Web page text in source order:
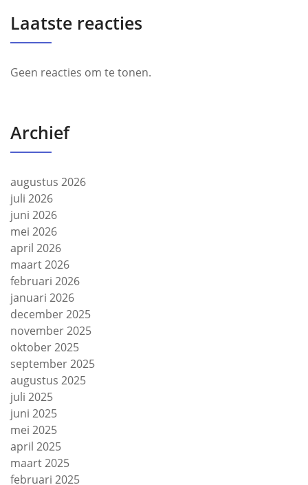
Laatste reacties
Geen reacties om te tonen.
Archief
augustus 2026
juli 2026
juni 2026
mei 2026
april 2026
maart 2026
februari 2026
januari 2026
december 2025
november 2025
oktober 2025
september 2025
augustus 2025
juli 2025
juni 2025
mei 2025
april 2025
maart 2025
februari 2025